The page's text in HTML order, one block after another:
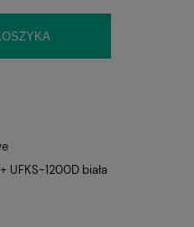
UFKS-1200D biała